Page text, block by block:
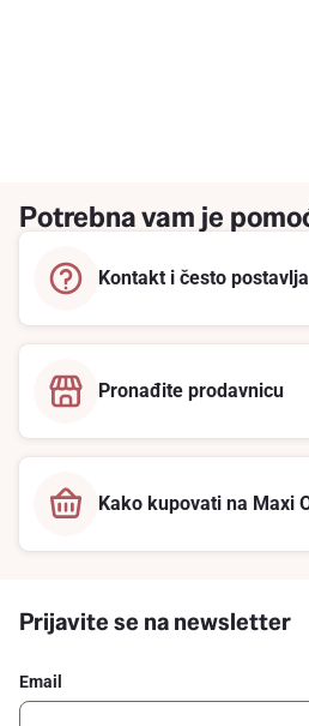
Potrebna vam je
Kontakt i često
Pronađite prodavnicu
Kako kupovati na Maxi
Prijavite se na newsletter
Email